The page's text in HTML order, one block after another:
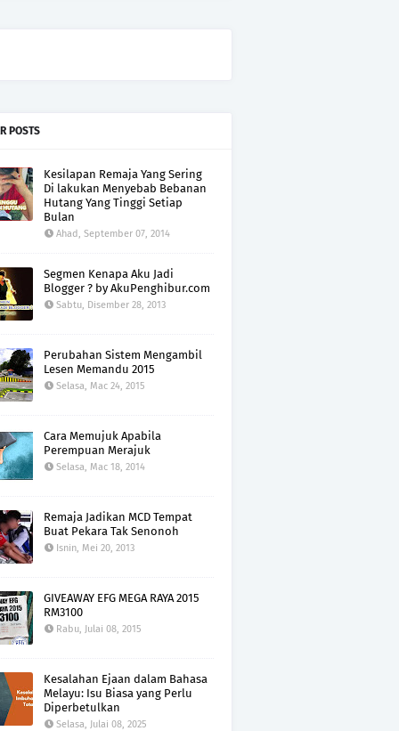
POSTS
Kesilapan Remaja Yang Sering
Di lakukan Menyebab Bebanan
Hutang Yang Tinggi Setiap
Bulan
Ahad, September 07, 2014
Segmen Kenapa Aku Jadi
Blogger ? by AkuPenghibur.com
Sabtu, Disember 28, 2013
Perubahan Sistem Mengambil
Lesen Memandu 2015
Selasa, Mac 24, 2015
Cara Memujuk Apabila
Perempuan Merajuk
Selasa, Mac 18, 2014
Remaja Jadikan MCD Tempat
Buat Pekara Tak Senonoh
Isnin, Mei 20, 2013
GIVEAWAY EFG MEGA RAYA 2015
RM3100
Rabu, Julai 08, 2015
Kesalahan Ejaan dalam Bahasa
Melayu: Isu Biasa yang Perlu
Diperbetulkan
Selasa, Julai 08, 2025